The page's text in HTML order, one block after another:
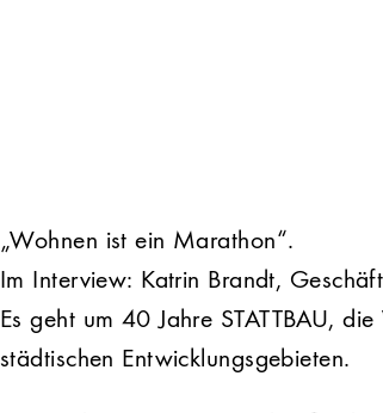
„Wohnen ist ein Marathon“.
Im Interview: Katrin Brandt,
Es geht um 40 Jahre STATTBAU,
städtischen Entwicklungsgebieten.